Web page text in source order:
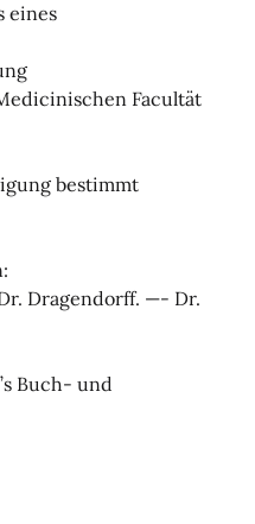
eines
Facultät
bestimmt
Dragendorff. —- Dr.
Buch- und